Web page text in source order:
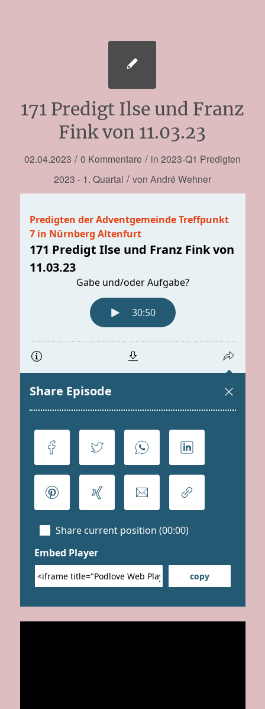
171 Predigt Ilse und Franz
Fink von 11.03.23
02.04.2023 / 0 Kommentare / in 2023-Q1 Predigten
2023 - 1. Quartal / von André Wehner